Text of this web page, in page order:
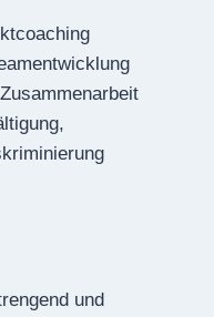
und